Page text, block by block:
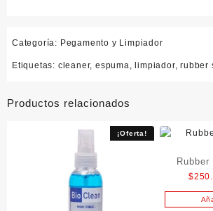
Categoría: Pegamento y Limpiador
Etiquetas: cleaner,espuma, limpiador,rubber
Productos relacionados
¡Oferta!
Rubber
$